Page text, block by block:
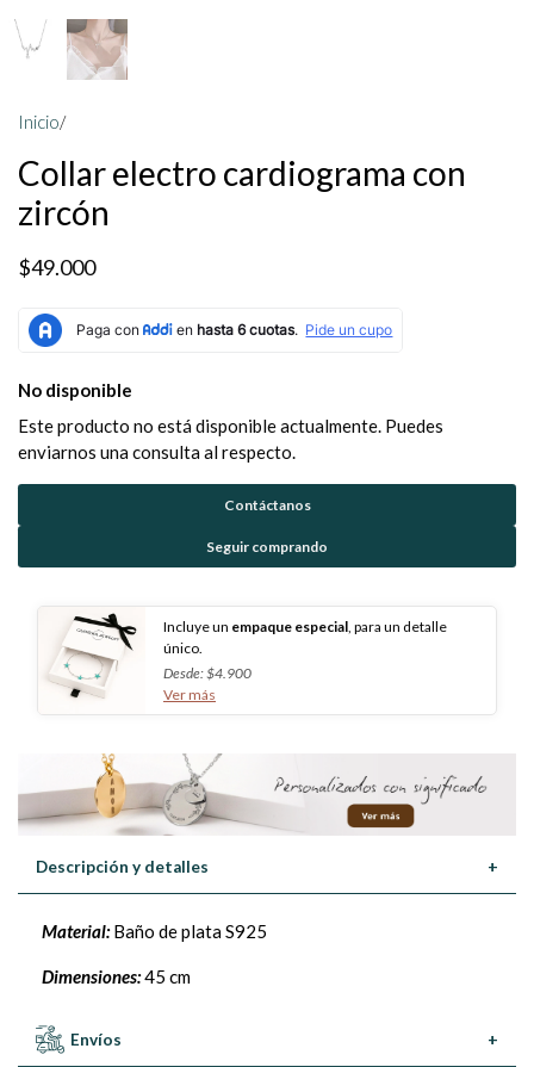
Inicio/
Collar electro cardiograma con
zircón
$49.000
No disponible
Este producto no está disponible actualmente. Puedes
enviarnos una consulta al respecto.
Contáctanos
Seguir comprando
Incluye un empaque especial , para un detalle
único.
Desde: $4.900
Ver más
Descripción y detalles +
Material:Baño de plata S925
Dimensiones:45 cm
Envíos +